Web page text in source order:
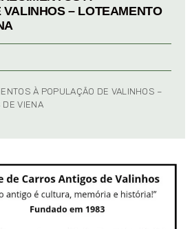
– LOTEAMENTO
À POPULAÇÃO DE VALINHOS –
DE VIENA